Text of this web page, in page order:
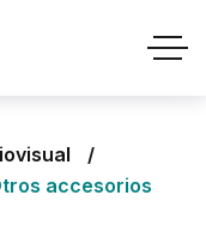
accesorios